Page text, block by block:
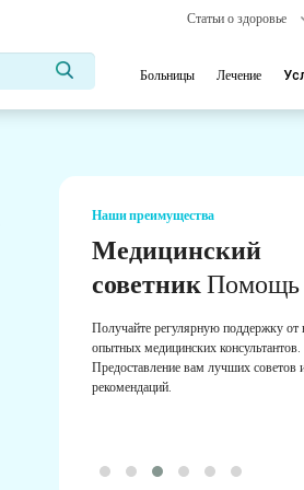
Статьи о здоровье
Больницы Лечение
Наши преимущества
Медицинский
советникПомощь
Получайте регулярную поддержку от
опытных медицинских консультантов.
Предоставление вам лучших советов
рекомендаций.